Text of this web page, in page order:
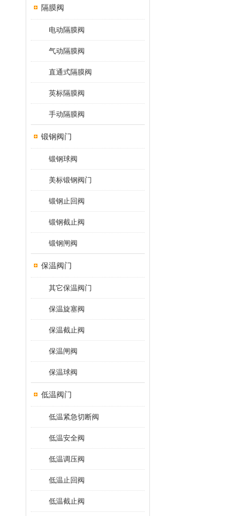
隔膜阀
电动隔膜阀
气动隔膜阀
直通式隔膜阀
英标隔膜阀
手动隔膜阀
锻钢阀门
锻钢球阀
美标锻钢阀门
锻钢止回阀
锻钢截止阀
锻钢闸阀
保温阀门
其它保温阀门
保温旋塞阀
保温截止阀
保温闸阀
保温球阀
低温阀门
低温紧急切断阀
低温安全阀
低温调压阀
低温止回阀
低温截止阀